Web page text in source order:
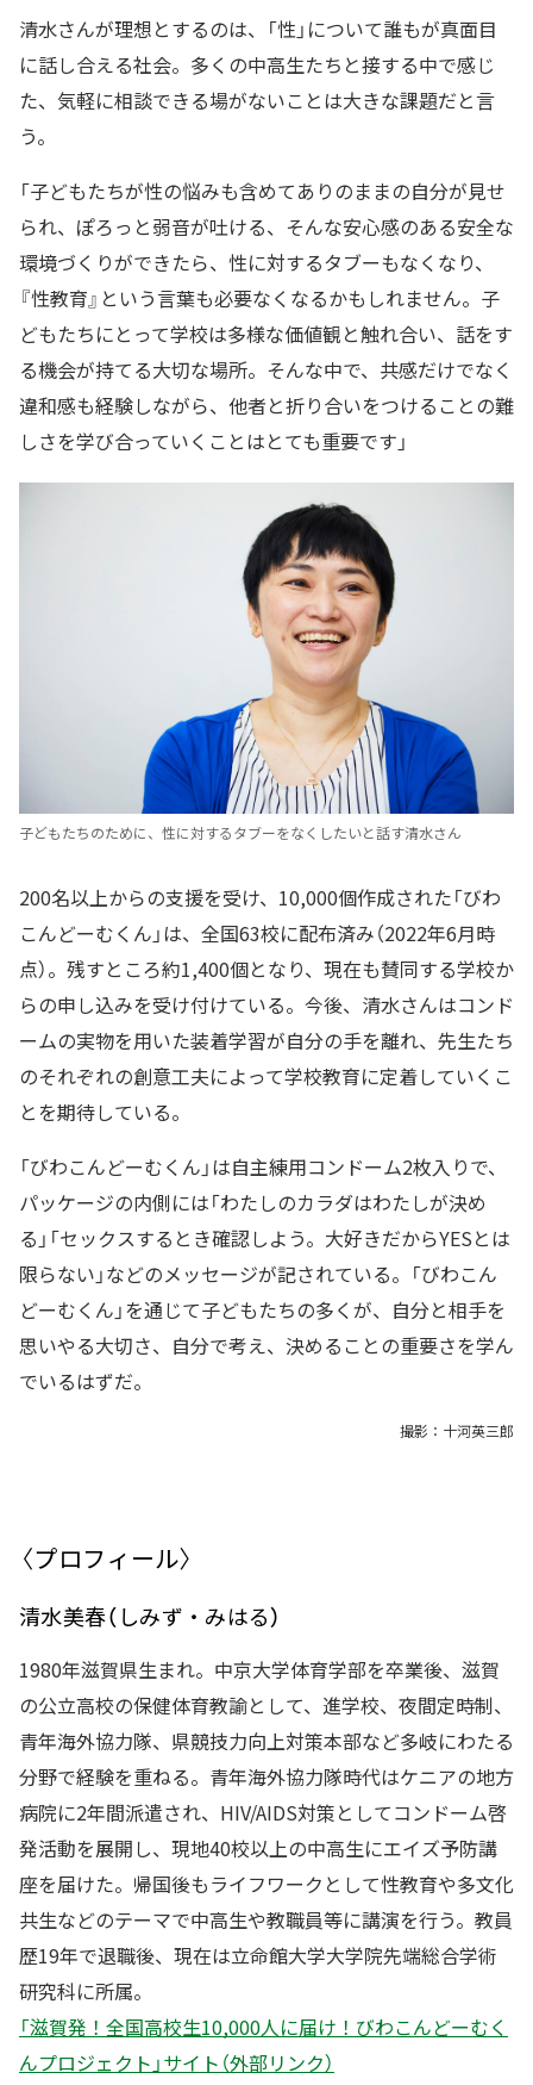
清水さんが理想とするのは、「性」について誰もが真面目
に話し合える社会。多くの中高生たちと接する中で感じ
た、気軽に相談できる場がないことは大きな課題だと言
う。
「子どもたちが性の悩みも含めてありのままの自分が見せ
られ、ぽろっと弱音が吐ける、そんな安心感のある安全な
環境づくりができたら、性に対するタブーもなくなり、
『性教育』という言葉も必要なくなるかもしれません。子
どもたちにとって学校は多様な価値観と触れ合い、話をす
る機会が持てる大切な場所。そんな中で、共感だけでなく
違和感も経験しながら、他者と折り合いをつけることの難
しさを学び合っていくことはとても重要です」
子どもたちのために、性に対するタブーをなくしたいと話す清水さん
200名以上からの支援を受け、10,000個作成された「びわ
こんどーむくん」は、全国63校に配布済み（2022年6月時
点）。残すところ約1,400個となり、現在も賛同する学校か
らの申し込みを受け付けている。今後、清水さんはコンド
ームの実物を用いた装着学習が自分の手を離れ、先生たち
のそれぞれの創意工夫によって学校教育に定着していくこ
とを期待している。
「びわこんどーむくん」は自主練用コンドーム2枚入りで、
パッケージの内側には「わたしのカラダはわたしが決め
る」「セックスするとき確認しよう。大好きだからYESとは
限らない」などのメッセージが記されている。「びわこん
どーむくん」を通じて子どもたちの多くが、自分と相手を
思いやる大切さ、自分で考え、決めることの重要さを学ん
でいるはずだ。
撮影：十河英三郎
〈プロフィール〉
清水美春（しみず・みはる）
1980年滋賀県生まれ。中京大学体育学部を卒業後、滋賀
の公立高校の保健体育教諭として、進学校、夜間定時制、
青年海外協力隊、県競技力向上対策本部など多岐にわたる
分野で経験を重ねる。 青年海外協力隊時代はケニアの地方
病院に2年間派遣され、HIV/AIDS対策としてコンドーム啓
発活動を展開し、現地40校以上の中高生にエイズ予防講
座を届けた。帰国後もライフワークとして性教育や多文化
共生などのテーマで中高生や教職員等に講演を行う。教員
歴19年で退職後、現在は立命館大学大学院先端総合学術
研究科に所属。
「滋賀発！全国高校生10,000人に届け！びわこんどーむく
んプロジェクト」サイト（外部リンク）